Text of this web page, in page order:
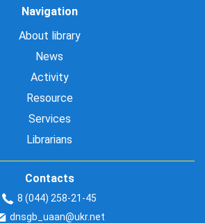
Navigation
About library
News
Activity
Resource
Services
Librarians
Contacts
8 (044) 258-21-45
dnsgb_uaan@ukr.net